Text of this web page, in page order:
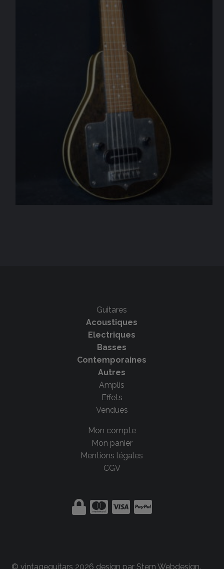
Guitares
Acoustiques
Electriques
Basses
Contemporaines
Autres
Amplis
Effets
Vendues
Mon compte
Mon panier
Mentions légales
CGV
© vintageguitars 2026 design par Stern Webdesign.